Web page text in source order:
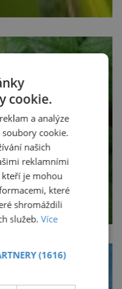
cookie.
a analýze
cookie.
našich
reklamními
je mohou
které
shromáždili
služeb.Více
(1616)